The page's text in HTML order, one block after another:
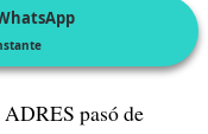
pasó de